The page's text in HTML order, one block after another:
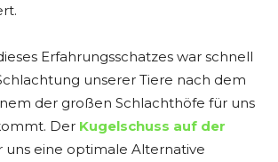
Erfahrungsschatzes war schnell
unserer Tiere nach dem
der großen Schlachthöfe für uns
Der Kugelschuss auf der
uns eine optimale Alternative